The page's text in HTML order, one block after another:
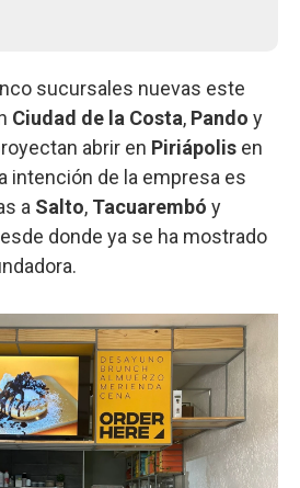
sucursales nuevas este
Ciudad de la Costa, Pando y
abrir en Piriápolis en
intención de la empresa es
a Salto, Tacuarembó y
donde ya se ha mostrado